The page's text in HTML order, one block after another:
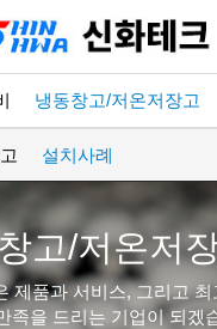
냉동창고/저온저장고
설치사례
고/저온저
제품과 서비스, 그리고 최
족을 드리는 기업이 되겠